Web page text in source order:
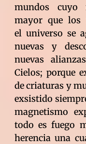
mundos cuyo
mayor que los
el universo se
nuevas y
nuevas
Cielos; porque
de criaturas y
exsistido
magnetismo
todo es fuego
herencia una